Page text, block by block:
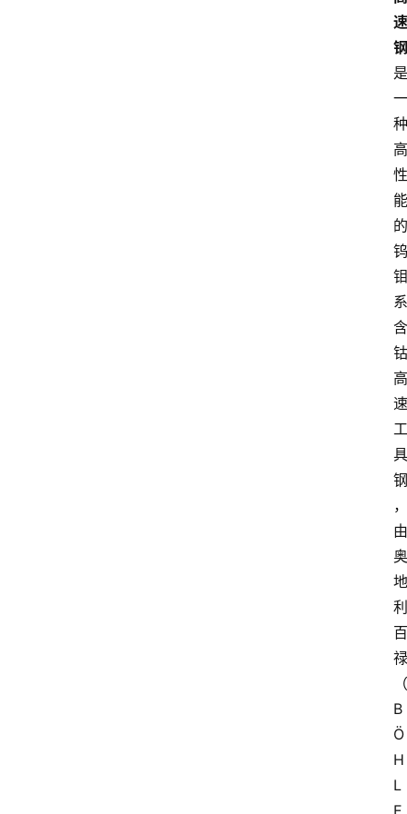
速
钢
是
一
种
高
性
能
的
钨
钼
系
含
钴
高
速
工
具
钢
，
由
奥
地
利
百
禄
（
B
Ö
H
L
E